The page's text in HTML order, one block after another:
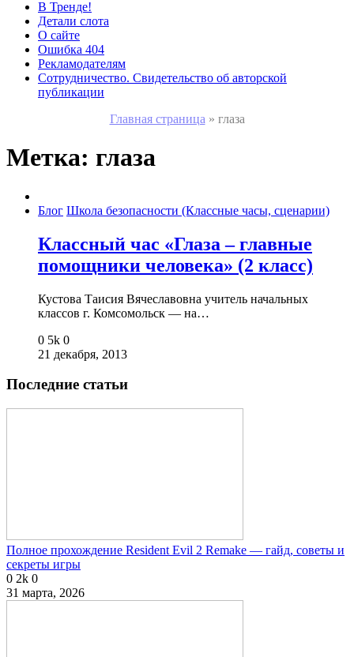
В Тренде!
Детали слота
О сайте
Ошибка 404
Рекламодателям
Сотрудничество. Свидетельство об авторской
публикации
Главная страница » глаза
Метка: глаза
Блог Школа безопасности (Классные часы, сценарии)
Классный час «Глаза – главные
помощники человека» (2 класс)
Кустова Таисия Вячеславовна учитель начальных
классов г. Комсомольск — на…
0 5k 0
21 декабря, 2013
Последние статьи
Полное прохождение Resident Evil 2 Remake — гайд, советы и
секреты игры
0 2k 0
31 марта, 2026